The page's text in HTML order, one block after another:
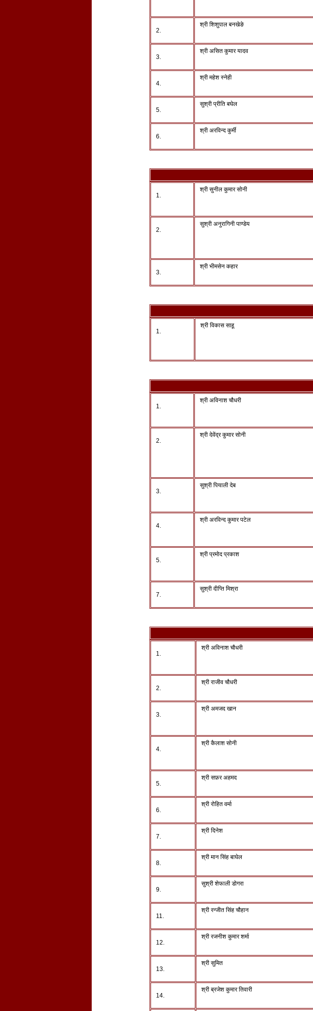
2.
श्री शिशुपाल बनखेङे
3.
श्री असित कुमार यादव
4.
श्री महेश स्नेही
5.
सुश्री प्रीति बघेल
6.
श्री अरविन्द कुर्मी
1.
श्री सुनील कुमार सोनी
2.
सुश्री अनुरागिनी पाण्‍डेय
3.
श्री भीमसेन कहार
1.
श्री विकास साहू
1.
श्री अविनाश चौधरी
2.
श्री देवेंद्र कुमार सोनी
3.
सुश्री पियाली देब
4.
श्री अरविन्द कुमार पटेल
5.
श्री प्रमोद प्रकाश
7.
सुश्री दीप्ति मिश्रा
1.
श्री अविनाश चौधरी
2.
श्री राजीव चौधरी
3.
श्री अमजद खान
4.
श्री कैलाश सोनी
5.
श्री सफ़र अहमद
6.
श्री रोहित वर्मा
7.
श्री दिनेश
8.
श्री मान सिंह बाघेल
9.
सुश्री शेफाली डोगरा
11.
श्री रन्जीत सिंह चौहान
12.
श्री रजनीश कुमार शर्मा
13.
श्री सुमित
14.
श्री ब्रजेश कुमार तिवारी